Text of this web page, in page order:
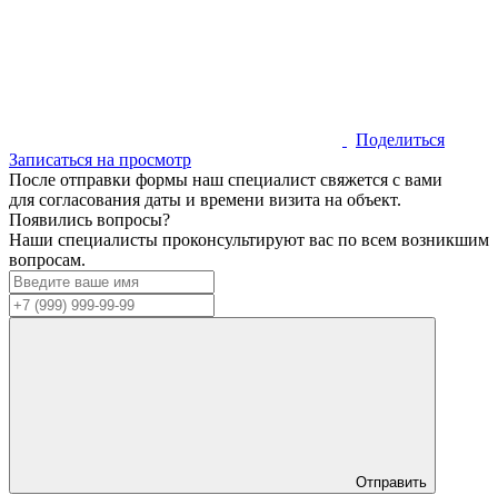
Поделиться
Записаться на просмотр
После отправки формы наш специалист свяжется с вами
для согласования даты и времени визита на объект.
Появились вопросы?
Наши специалисты проконсультируют вас по всем возникшим
вопросам.
Отправить